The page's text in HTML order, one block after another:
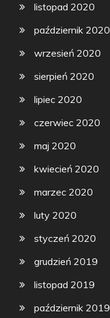
listopad 2020
październik 2020
wrzesień 2020
sierpień 2020
lipiec 2020
czerwiec 2020
maj 2020
kwiecień 2020
marzec 2020
luty 2020
styczeń 2020
grudzień 2019
listopad 2019
październik 2019